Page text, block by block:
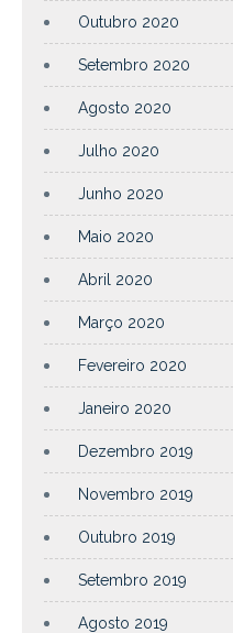
Outubro 2020
Setembro 2020
Agosto 2020
Julho 2020
Junho 2020
Maio 2020
Abril 2020
Março 2020
Fevereiro 2020
Janeiro 2020
Dezembro 2019
Novembro 2019
Outubro 2019
Setembro 2019
Agosto 2019